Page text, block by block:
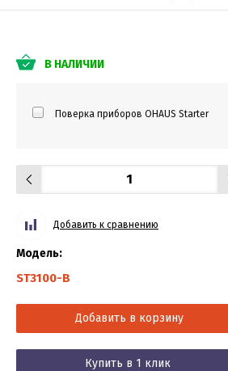
В НАЛИЧИИ
Поверка приборов OHAUS Starter
Добавить к сравнению
Модель:
ST3100-B
Добавить в корзину
Купить в 1 клик